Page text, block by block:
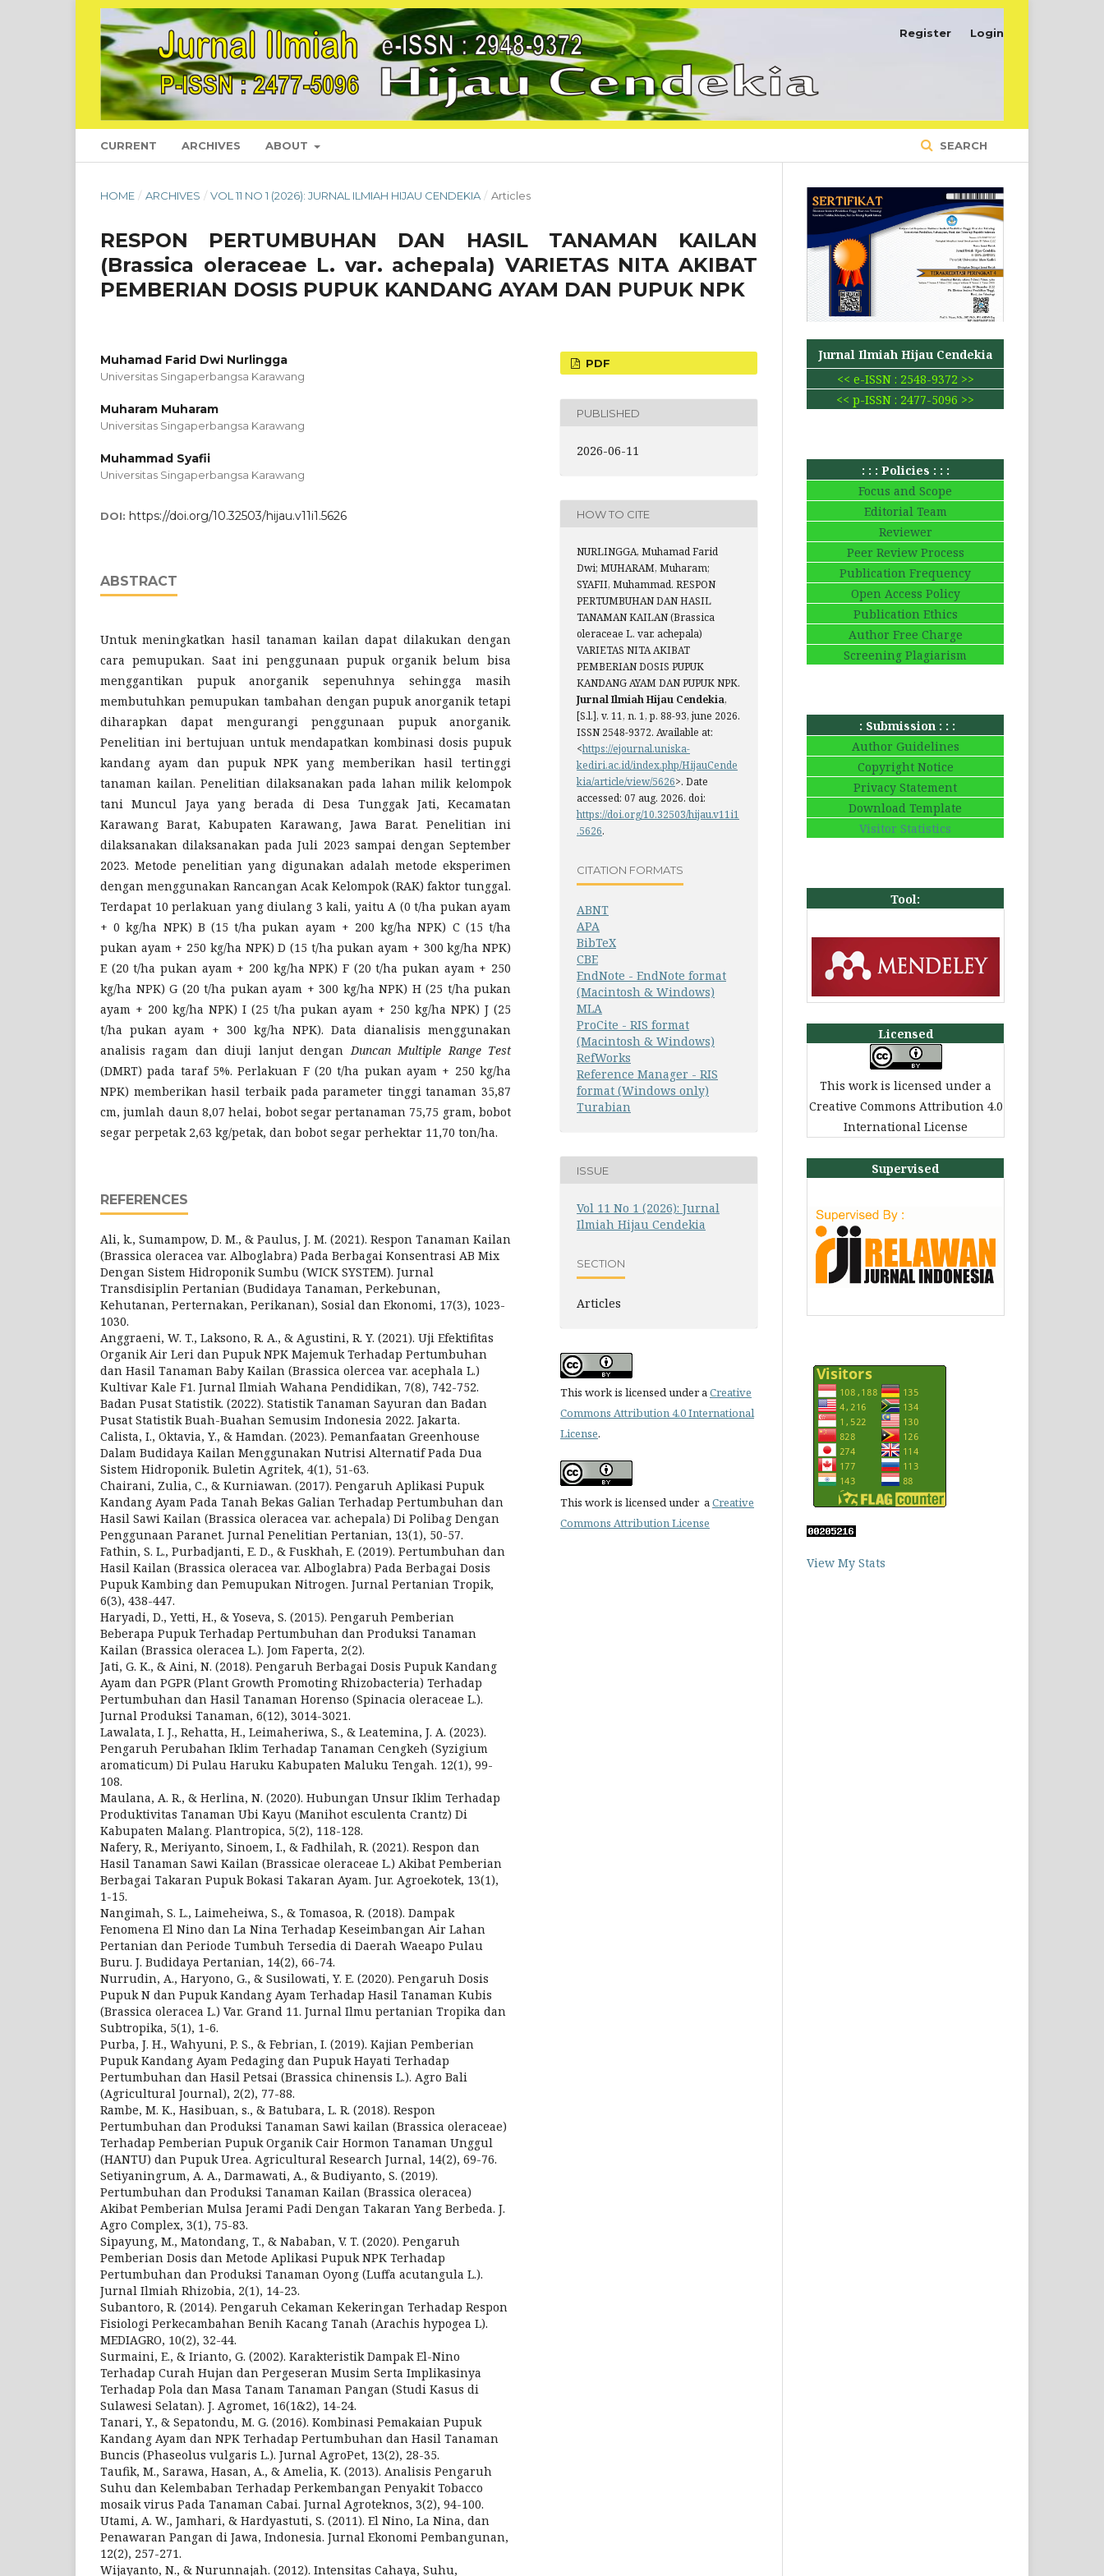
CURRENT ARCHIVES ABOUT SEARCH
Register Login
HOME / ARCHIVES / VOL 11 NO 1 (2026): JURNAL ILMIAH HIJAU CENDEKIA / Articles
RESPON PERTUMBUHAN DAN HASIL TANAMAN KAILAN
(Brassica oleraceae L. var. achepala) VARIETAS NITA AKIBAT
PEMBERIAN DOSIS PUPUK KANDANG AYAM DAN PUPUK NPK
Muhamad Farid Dwi Nurlingga
Universitas Singaperbangsa Karawang
Muharam Muharam
Universitas Singaperbangsa Karawang
Muhammad Syafii
Universitas Singaperbangsa Karawang
DOI: https://doi.org/10.32503/hijau.v11i1.5626
ABSTRACT
Untuk meningkatkan hasil tanaman kailan dapat dilakukan dengan
cara pemupukan. Saat ini penggunaan pupuk organik belum bisa
menggantikan pupuk anorganik sepenuhnya sehingga masih
membutuhkan pemupukan tambahan dengan pupuk anorganik tetapi
diharapkan dapat mengurangi penggunaan pupuk anorganik.
Penelitian ini bertujuan untuk mendapatkan kombinasi dosis pupuk
kandang ayam dan pupuk NPK yang memberikan hasil tertinggi
tanaman kailan. Penelitian dilaksanakan pada lahan milik kelompok
tani Muncul Jaya yang berada di Desa Tunggak Jati, Kecamatan
Karawang Barat, Kabupaten Karawang, Jawa Barat. Penelitian ini
dilaksanakan dilaksanakan pada Juli 2023 sampai dengan September
2023. Metode penelitian yang digunakan adalah metode eksperimen
dengan menggunakan Rancangan Acak Kelompok (RAK) faktor tunggal.
Terdapat 10 perlakuan yang diulang 3 kali, yaitu A (0 t/ha pukan ayam
+ 0 kg/ha NPK) B (15 t/ha pukan ayam + 200 kg/ha NPK) C (15 t/ha
pukan ayam + 250 kg/ha NPK) D (15 t/ha pukan ayam + 300 kg/ha NPK)
E (20 t/ha pukan ayam + 200 kg/ha NPK) F (20 t/ha pukan ayam + 250
kg/ha NPK) G (20 t/ha pukan ayam + 300 kg/ha NPK) H (25 t/ha pukan
ayam + 200 kg/ha NPK) I (25 t/ha pukan ayam + 250 kg/ha NPK) J (25
t/ha pukan ayam + 300 kg/ha NPK). Data dianalisis menggunakan
analisis ragam dan diuji lanjut denganDuncan Multiple Range Test
(DMRT) pada taraf 5%. Perlakuan F (20 t/ha pukan ayam + 250 kg/ha
NPK) memberikan hasil terbaik pada parameter tinggi tanaman 35,87
cm, jumlah daun 8,07 helai, bobot segar pertanaman 75,75 gram, bobot
segar perpetak 2,63 kg/petak, dan bobot segar perhektar 11,70 ton/ha.
REFERENCES
Ali, k., Sumampow, D. M., & Paulus, J. M. (2021). Respon Tanaman Kailan
(Brassica oleracea var. Alboglabra) Pada Berbagai Konsentrasi AB Mix
Dengan Sistem Hidroponik Sumbu (WICK SYSTEM). Jurnal
Transdisiplin Pertanian (Budidaya Tanaman, Perkebunan,
Kehutanan, Perternakan, Perikanan), Sosial dan Ekonomi, 17(3), 1023-
1030.
Anggraeni, W. T., Laksono, R. A., & Agustini, R. Y. (2021). Uji Efektifitas
Organik Air Leri dan Pupuk NPK Majemuk Terhadap Pertumbuhan
dan Hasil Tanaman Baby Kailan (Brassica olercea var. acephala L.)
Kultivar Kale F1. Jurnal Ilmiah Wahana Pendidikan, 7(8), 742-752.
Badan Pusat Statistik. (2022). Statistik Tanaman Sayuran dan Badan
Pusat Statistik Buah-Buahan Semusim Indonesia 2022. Jakarta.
Calista, I., Oktavia, Y., & Hamdan. (2023). Pemanfaatan Greenhouse
Dalam Budidaya Kailan Menggunakan Nutrisi Alternatif Pada Dua
Sistem Hidroponik. Buletin Agritek, 4(1), 51-63.
Chairani, Zulia, C., & Kurniawan. (2017). Pengaruh Aplikasi Pupuk
Kandang Ayam Pada Tanah Bekas Galian Terhadap Pertumbuhan dan
Hasil Sawi Kailan (Brassica oleracea var. achepala) Di Polibag Dengan
Penggunaan Paranet. Jurnal Penelitian Pertanian, 13(1), 50-57.
Fathin, S. L., Purbadjanti, E. D., & Fuskhah, E. (2019). Pertumbuhan dan
Hasil Kailan (Brassica oleracea var. Alboglabra) Pada Berbagai Dosis
Pupuk Kambing dan Pemupukan Nitrogen. Jurnal Pertanian Tropik,
6(3), 438-447.
Haryadi, D., Yetti, H., & Yoseva, S. (2015). Pengaruh Pemberian
Beberapa Pupuk Terhadap Pertumbuhan dan Produksi Tanaman
Kailan (Brassica oleracea L.). Jom Faperta, 2(2).
Jati, G. K., & Aini, N. (2018). Pengaruh Berbagai Dosis Pupuk Kandang
Ayam dan PGPR (Plant Growth Promoting Rhizobacteria) Terhadap
Pertumbuhan dan Hasil Tanaman Horenso (Spinacia oleraceae L.).
Jurnal Produksi Tanaman, 6(12), 3014-3021.
Lawalata, I. J., Rehatta, H., Leimaheriwa, S., & Leatemina, J. A. (2023).
Pengaruh Perubahan Iklim Terhadap Tanaman Cengkeh (Syzigium
aromaticum) Di Pulau Haruku Kabupaten Maluku Tengah. 12(1), 99-
108.
Maulana, A. R., & Herlina, N. (2020). Hubungan Unsur Iklim Terhadap
Produktivitas Tanaman Ubi Kayu (Manihot esculenta Crantz) Di
Kabupaten Malang. Plantropica, 5(2), 118-128.
Nafery, R., Meriyanto, Sinoem, I., & Fadhilah, R. (2021). Respon dan
Hasil Tanaman Sawi Kailan (Brassicae oleraceae L.) Akibat Pemberian
Berbagai Takaran Pupuk Bokasi Takaran Ayam. Jur. Agroekotek, 13(1),
1-15.
Nangimah, S. L., Laimeheiwa, S., & Tomasoa, R. (2018). Dampak
Fenomena El Nino dan La Nina Terhadap Keseimbangan Air Lahan
Pertanian dan Periode Tumbuh Tersedia di Daerah Waeapo Pulau
Buru. J. Budidaya Pertanian, 14(2), 66-74.
Nurrudin, A., Haryono, G., & Susilowati, Y. E. (2020). Pengaruh Dosis
Pupuk N dan Pupuk Kandang Ayam Terhadap Hasil Tanaman Kubis
(Brassica oleracea L.) Var. Grand 11. Jurnal Ilmu pertanian Tropika dan
Subtropika, 5(1), 1-6.
Purba, J. H., Wahyuni, P. S., & Febrian, I. (2019). Kajian Pemberian
Pupuk Kandang Ayam Pedaging dan Pupuk Hayati Terhadap
Pertumbuhan dan Hasil Petsai (Brassica chinensis L.). Agro Bali
(Agricultural Journal), 2(2), 77-88.
Rambe, M. K., Hasibuan, s., & Batubara, L. R. (2018). Respon
Pertumbuhan dan Produksi Tanaman Sawi kailan (Brassica oleraceae)
Terhadap Pemberian Pupuk Organik Cair Hormon Tanaman Unggul
(HANTU) dan Pupuk Urea. Agricultural Research Jurnal, 14(2), 69-76.
Setiyaningrum, A. A., Darmawati, A., & Budiyanto, S. (2019).
Pertumbuhan dan Produksi Tanaman Kailan (Brassica oleracea)
Akibat Pemberian Mulsa Jerami Padi Dengan Takaran Yang Berbeda. J.
Agro Complex, 3(1), 75-83.
Sipayung, M., Matondang, T., & Nababan, V. T. (2020). Pengaruh
Pemberian Dosis dan Metode Aplikasi Pupuk NPK Terhadap
Pertumbuhan dan Produksi Tanaman Oyong (Luffa acutangula L.).
Jurnal Ilmiah Rhizobia, 2(1), 14-23.
Subantoro, R. (2014). Pengaruh Cekaman Kekeringan Terhadap Respon
Fisiologi Perkecambahan Benih Kacang Tanah (Arachis hypogea L).
MEDIAGRO, 10(2), 32-44.
Surmaini, E., & Irianto, G. (2002). Karakteristik Dampak El-Nino
Terhadap Curah Hujan dan Pergeseran Musim Serta Implikasinya
Terhadap Pola dan Masa Tanam Tanaman Pangan (Studi Kasus di
Sulawesi Selatan). J. Agromet, 16(1&2), 14-24.
Tanari, Y., & Sepatondu, M. G. (2016). Kombinasi Pemakaian Pupuk
Kandang Ayam dan NPK Terhadap Pertumbuhan dan Hasil Tanaman
Buncis (Phaseolus vulgaris L.). Jurnal AgroPet, 13(2), 28-35.
Taufik, M., Sarawa, Hasan, A., & Amelia, K. (2013). Analisis Pengaruh
Suhu dan Kelembaban Terhadap Perkembangan Penyakit Tobacco
mosaik virus Pada Tanaman Cabai. Jurnal Agroteknos, 3(2), 94-100.
Utami, A. W., Jamhari, & Hardyastuti, S. (2011). El Nino, La Nina, dan
Penawaran Pangan di Jawa, Indonesia. Jurnal Ekonomi Pembangunan,
12(2), 257-271.
Wijayanto, N., & Nurunnajah. (2012). Intensitas Cahaya, Suhu,
PDF
PUBLISHED
2026-06-11
HOW TO CITE
NURLINGGA, Muhamad Farid
Dwi; MUHARAM, Muharam;
SYAFII, Muhammad. RESPON
PERTUMBUHAN DAN HASIL
TANAMAN KAILAN (Brassica
oleraceae L. var. achepala)
VARIETAS NITA AKIBAT
PEMBERIAN DOSIS PUPUK
KANDANG AYAM DAN PUPUK NPK.
Jurnal Ilmiah Hijau Cendekia,
[S.l.], v. 11, n. 1, p. 88-93, june 2026.
ISSN 2548-9372. Available at:
<https://ejournal.uniska-
kediri.ac.id/index.php/HijauCende
kia/article/view/5626>. Date
accessed: 07 aug. 2026. doi:
https://doi.org/10.32503/hijau.v11i1
.5626.
CITATION FORMATS
ABNT
APA
BibTeX
CBE
EndNote - EndNote format
(Macintosh & Windows)
MLA
ProCite - RIS format
(Macintosh & Windows)
RefWorks
Reference Manager - RIS
format (Windows only)
Turabian
ISSUE
Vol 11 No 1 (2026): Jurnal
Ilmiah Hijau Cendekia
SECTION
Articles
This work is licensed under aCreative
Commons Attribution 4.0 International
License.
This work is licensed under aCreative
Commons Attribution License
Jurnal Ilmiah Hijau Cendekia
<< e-ISSN : 2548-9372 >>
<< p-ISSN : 2477-5096 >>
: : : Policies : : :
Focus and Scope
Editorial Team
Reviewer
Peer Review Process
Publication Frequency
Open Access Policy
Publication Ethics
Author Free Charge
Screening Plagiarism
: Submission : : :
Author Guidelines
Copyright Notice
Privacy Statement
Download Template
Visitor Statistics
Tool:
Licensed
This work is licensed under a
Creative Commons Attribution 4.0
International License
Supervised
View My Stats